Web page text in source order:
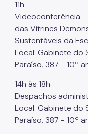
Educação
Programação
Planetários
Patrimônio
11h
Videoconferência -
das Vitrines
Sustentáveis da
Local: Gabinete do
Paraíso, 387 - 10º
14h às 18h
Despachos
Local: Gabinete do
Paraíso, 387 - 10º